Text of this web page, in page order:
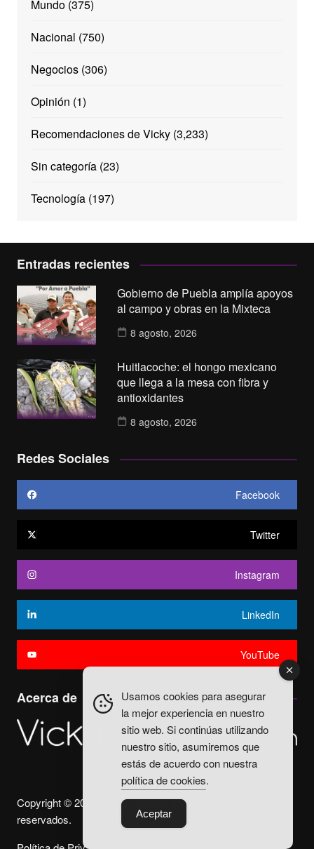
Mundo(375)
Nacional (750)
Negocios(306)
Opinión (1)
Recomendaciones de Vicky(3,233)
Sin categoría(23)
Tecnología(197)
Entradas recientes
Gobierno de Puebla amplía apoyos
al campo y obras en la Mixteca
8 agosto, 2026
Huitlacoche: el hongo mexicano
que llega a la mesa con fibra y
antioxidantes
8 agosto, 2026
Redes Sociales
Facebook
Twitter
Instagram
LinkedIn
YouTube
Acerca de
Copyright © 2025. Vicky Fuentes Todos los derechos
reservados.
Usamos cookies para asegurar
la mejor experiencia en nuestro
sitio web. Si continúas utilizando
nuestro sitio, asumiremos que
estás de acuerdo con nuestra
política de cookies.
Aceptar